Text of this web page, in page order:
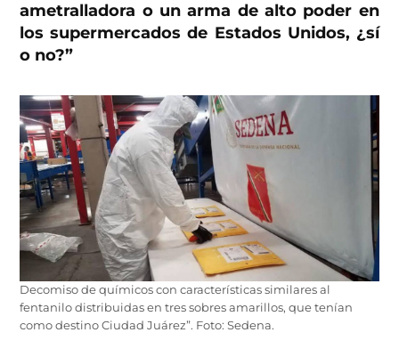
ametralladora o un arma de alto poder en
los supermercados de Estados Unidos, ¿sí
o no?”
Decomiso de químicos con características similares al
fentanilo distribuidas en tres sobres amarillos, que tenían
como destino Ciudad Juárez”. Foto: Sedena.